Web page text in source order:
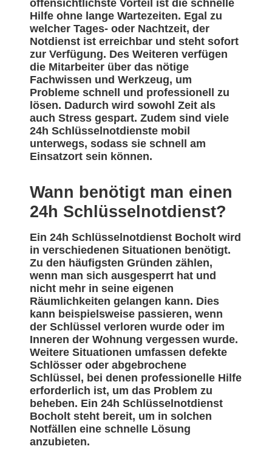
offensichtlichste Vorteil ist die schnelle
Hilfe ohne lange Wartezeiten. Egal zu
welcher Tages- oder Nachtzeit, der
Notdienst ist erreichbar und steht sofort
zur Verfügung. Des Weiteren verfügen
die Mitarbeiter über das nötige
Fachwissen und Werkzeug, um
Probleme schnell und professionell zu
lösen. Dadurch wird sowohl Zeit als
auch Stress gespart. Zudem sind viele
24h Schlüsselnotdienste mobil
unterwegs, sodass sie schnell am
Einsatzort sein können.
Wann benötigt man einen
24h Schlüsselnotdienst?
Ein 24h Schlüsselnotdienst Bocholt wird
in verschiedenen Situationen benötigt.
Zu den häufigsten Gründen zählen,
wenn man sich ausgesperrt hat und
nicht mehr in seine eigenen
Räumlichkeiten gelangen kann. Dies
kann beispielsweise passieren, wenn
der Schlüssel verloren wurde oder im
Inneren der Wohnung vergessen wurde.
Weitere Situationen umfassen defekte
Schlösser oder abgebrochene
Schlüssel, bei denen professionelle Hilfe
erforderlich ist, um das Problem zu
beheben. Ein 24h Schlüsselnotdienst
Bocholt steht bereit, um in solchen
Notfällen eine schnelle Lösung
anzubieten.